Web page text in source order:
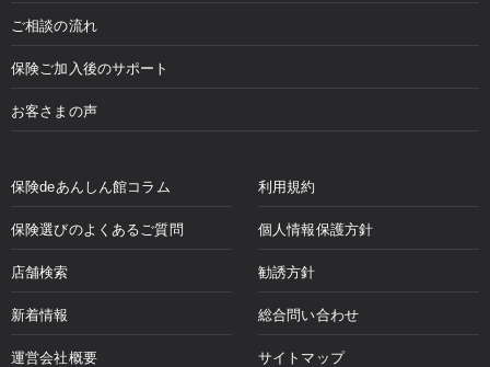
ご相談の流れ
保険ご加入後のサポート
お客さまの声
保険deあんしん館コラム
保険選びのよくあるご質問
店舗検索
新着情報
運営会社概要
利用規約
個人情報保護方針
勧誘方針
総合問い合わせ
サイトマップ